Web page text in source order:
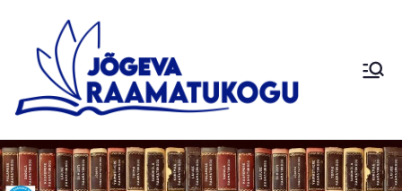
content
eva
Palamuse
Kuremaa